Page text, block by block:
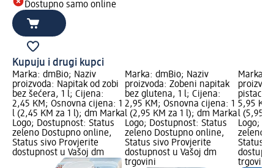
Dostupno samo online
Kupuju i drugi kupci
Marka: dmBio; Naziv
proizvoda: Napitak od zobi
bez šećera, 1 l; Cijena:
2,45 KM; Osnovna cijena: 1
l (2,45 KM za 1 l); dm Marka
Logo; Dostupnost: Status
zeleno Dostupno online,
Status sivo Provjerite
dostupnost u Vašoj dm
Marka: dmBio; Naziv
proizvoda: Zobeni napitak
bez glutena, 1 l; Cijena:
2,95 KM; Osnovna cijena: 1
l (2,95 KM za 1 l); dm Marka
Logo; Dostupnost: Status
zeleno Dostupno online,
Status sivo Provjerite
dostupnost u Vašoj dm
trgovini
Marka:
5,95
l (5,95
Logo;
zeleno
Status
trgovini